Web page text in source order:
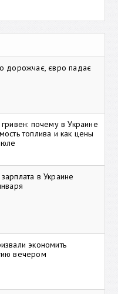
дорожчає, євро падає
почему в Украине
топлива и как цены
в Украине
экономить
вечером